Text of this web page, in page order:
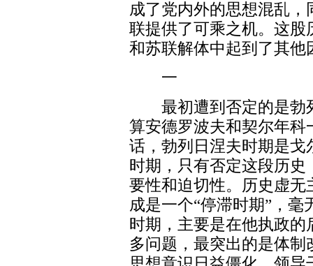
成了党内外的思想混乱
联提供了可乘之机。这
和苏联解体中起到了其
一
最初遭到否定的是勃
算安德罗波夫和契尔年
话，勃列日涅夫时期是
时期，只有否定这段历史
要性和迫切性。历史虚
成是一个“停滞时期”，
时期，主要是在他执政
多问题，最突出的是体